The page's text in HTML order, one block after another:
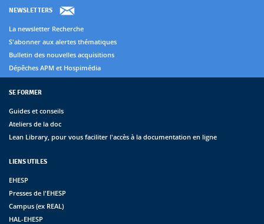
NEWSLETTERS
La newsletter Recherche
S'abonner aux alertes thématiques
Bulletin des nouvelles acquisitions
Dépêches APM et Hospimédia
SE FORMER
Guides et conseils
Ateliers de la doc
Lean Library, pour vous faciliter l'accès à la documentation en ligne
LIENS UTILES
EHESP
Presses de l'EHESP
Campus (ex REAL)
HAL-EHESP